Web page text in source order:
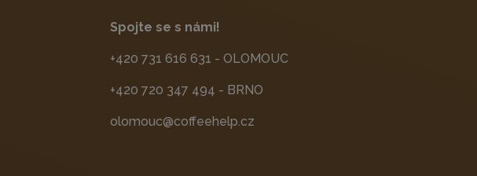
Spojte se s námi!
+420 731 616 631 - OLOMOUC
+420 720 347 494 - BRNO
olomouc@coffeehelp.cz